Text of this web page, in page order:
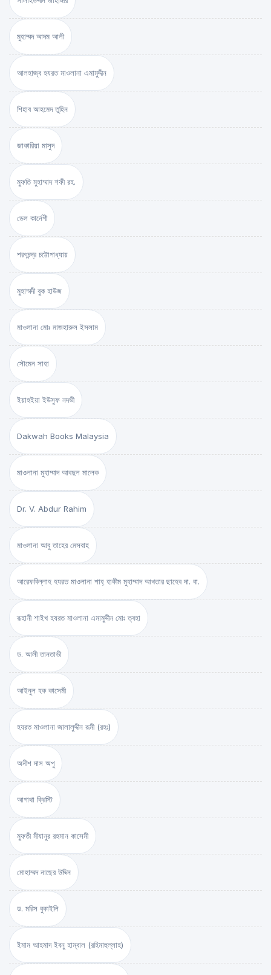
মুহাম্মদ আদম আলী
আলহাজ্ব হযরত মাওলানা এমামুদ্দীন
শিহাব আহমেদ তুহিন
জাকারিয়া মাসুদ
মুফতি মুহাম্মাদ শফী রহ.
ডেল কার্নেগী
শরৎচন্দ্র চট্টোপাধ্যায়
মুহাম্মদী বুক হাউজ
মাওলানা মোঃ মাজহারুল ইসলাম
সৌমেন সাহা
ইয়াহইয়া ইউসুফ নদভী
Dakwah Books Malaysia
মাওলানা মুহাম্মাদ আবদুল মালেক
Dr. V. Abdur Rahim
মাওলানা আবু তাহের মেসবাহ
আরেফবিল্লাহ হযরত মাওলানা শাহ্ হাকীম মুহাম্মাদ আখতার ছাহেব দা. বা.
রূহানী শাইখ হযরত মাওলানা এমামুদ্দীন মোঃ ত্বহা
ড. আলী তানতাভী
আইনুল হক কাসেমী
হযরত মাওলানা জালালুদ্দীন রূমী (রহঃ)
অনীশ দাস অপু
আগাথা ক্রিস্টি
মুফতী মীযানুর রহমান কাসেমী
মোহাম্মদ নাছের উদ্দিন
ড. মরিস বুকাইলি
ইমাম আহমাদ ইবনু হাম্বাল (রহিমাহুল্লাহ)